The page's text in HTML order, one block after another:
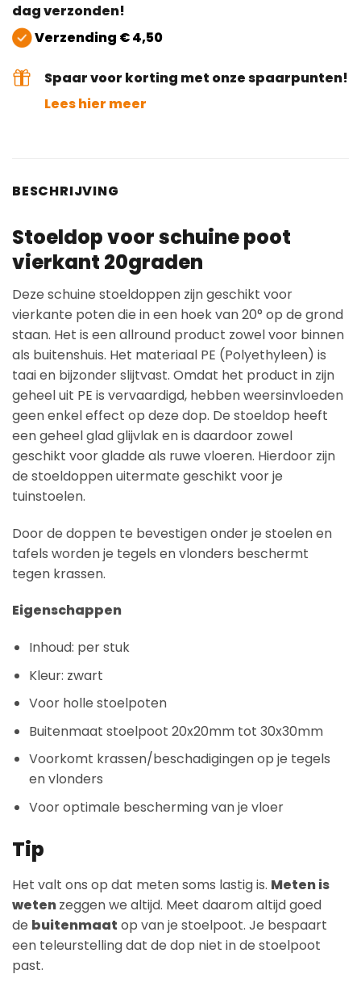
dag verzonden!
Verzending € 4,50
Spaar voor korting met onze spaarpunten!
Lees hier meer
BESCHRIJVING
Stoeldop voor schuine poot
vierkant 20graden
Deze schuine stoeldoppen zijn geschikt voor
vierkante poten die in een hoek van 20° op de grond
staan. Het is een allround product zowel voor binnen
als buitenshuis. Het materiaal PE (Polyethyleen) is
taai en bijzonder slijtvast. Omdat het product in zijn
geheel uit PE is vervaardigd, hebben weersinvloeden
geen enkel effect op deze dop. De stoeldop heeft
een geheel glad glijvlak en is daardoor zowel
geschikt voor gladde als ruwe vloeren. Hierdoor zijn
de stoeldoppen uitermate geschikt voor je
tuinstoelen.
Door de doppen te bevestigen onder je stoelen en
tafels worden je tegels en vlonders beschermt
tegen krassen.
Eigenschappen
Inhoud: per stuk
Kleur: zwart
Voor holle stoelpoten
Buitenmaat stoelpoot 20x20mm tot 30x30mm
Voorkomt krassen/beschadigingen op je tegels
en vlonders
Voor optimale bescherming van je vloer
Tip
Het valt ons op dat meten soms lastig is. Meten is
wetenzeggen we altijd. Meet daarom altijd goed
de buitenmaat op van je stoelpoot. Je bespaart
een teleurstelling dat de dop niet in de stoelpoot
past.